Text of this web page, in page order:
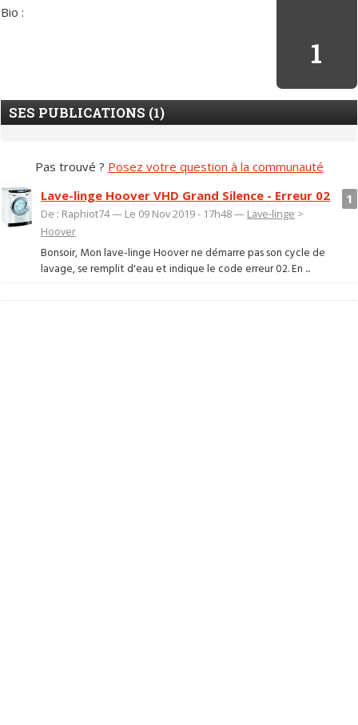
1
Bio :
SES PUBLICATIONS (1)
Pas trouvé ? Posez votre question à la communauté
1
Lave-linge Hoover VHD Grand Silence - Erreur 02
De : Raphiot74 — Le 09 Nov 2019 - 17h48 — Lave-linge >
Hoover
Bonsoir, Mon lave-linge Hoover ne démarre pas son cycle de
lavage, se remplit d'eau et indique le code erreur 02. En ...